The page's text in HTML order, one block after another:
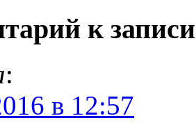
к
:
в 12:57